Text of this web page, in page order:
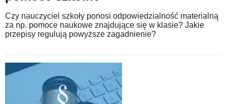
Czy nauczyciel szkoły ponosi odpowiedzialność materialną
za np. pomoce naukowe znajdujące się w klasie? Jakie
przepisy regulują powyższe zagadnienie?